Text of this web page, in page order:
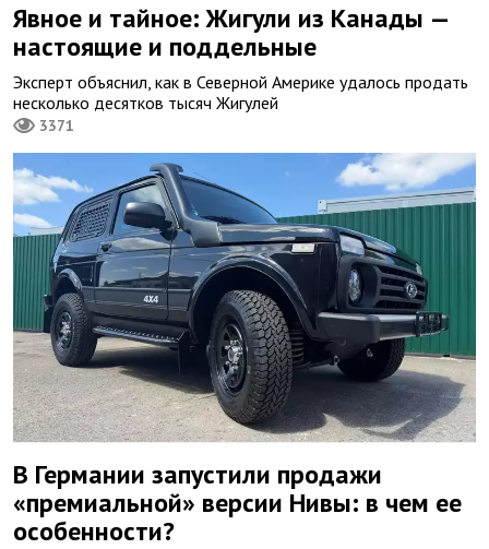
Явное и тайное: Жигули из Канады —
настоящие и поддельные
Эксперт объяснил, как в Северной Америке удалось продать
несколько десятков тысяч Жигулей
3371
В Германии запустили продажи
«премиальной» версии Нивы: в чем ее
особенности?